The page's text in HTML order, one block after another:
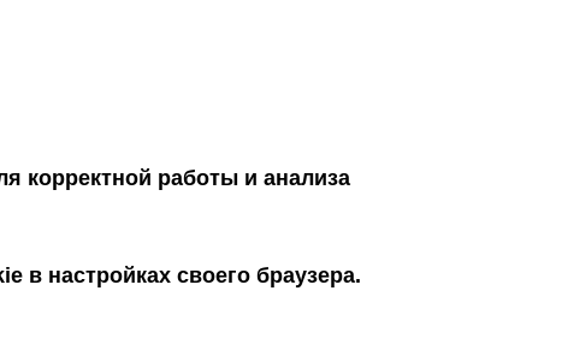
корректной работы и анализа
в настройках своего браузера.